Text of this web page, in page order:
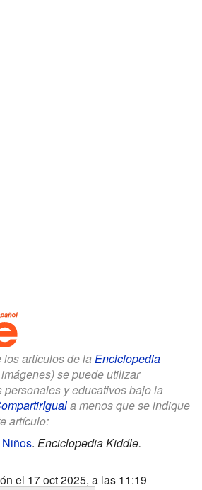
los artículos de la Enciclopedia
se puede utilizar
y educativos bajo la
a menos que se indique
artículo:
. Enciclopedia Kiddle.
el 17 oct 2025, a las 11:19